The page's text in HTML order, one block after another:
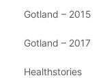
Gotland – 2015
Gotland – 2017
Healthstories